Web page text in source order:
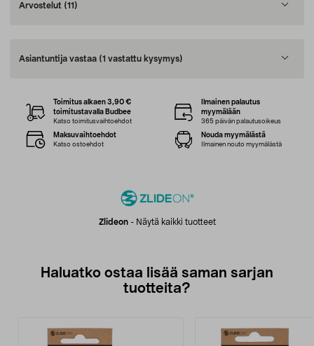
Arvostelut (11)
Asiantuntija vastaa (1 vastattu kysymys)
Zlideon- Näytä kaikki tuotteet
Toimitus alkaen 3,90 €
toimitustavalla Budbee
Katso toimitusvaihtoehdot
Ilmainen palautus
myymälään
365 päivän palautusoikeus
Maksuvaihtoehdot
Katso ostoehdot
Nouda myymälästä
Ilmainen nouto myymälästä
Haluatko ostaa lisää saman sarjan
tuotteita?